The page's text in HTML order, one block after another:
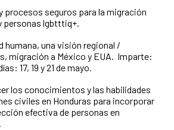
procesos seguros para la migración
personas lgbtttiq+.
humana, una visión regional /
migración a México y EUA. Imparte:
17, 19 y 21 de mayo.
los conocimientos y las habilidades
civiles en Honduras para incorporar
efectiva de personas en